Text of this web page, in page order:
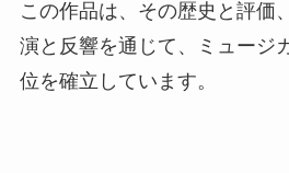
この作品は、その歴史と評価
演と反響を通じて、ミュージ
位を確立しています。